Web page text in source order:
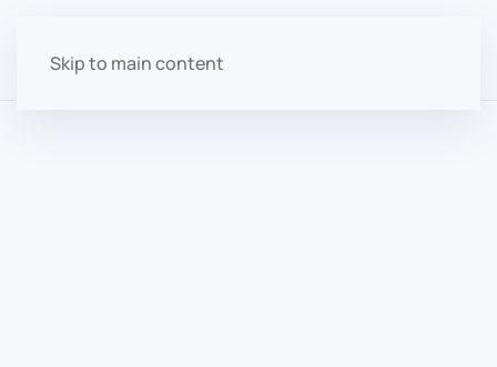
Skip to main content